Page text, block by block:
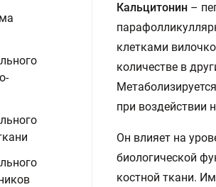
Кальцитонин –
клетками
количестве в
при воздействии
Он влияет на
биологической
костной ткани.